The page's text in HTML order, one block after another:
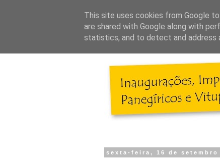
sexta-feira, 16 de setembro
This site uses cookies from Google
are shared with Google along with
statistics, and to detect and address